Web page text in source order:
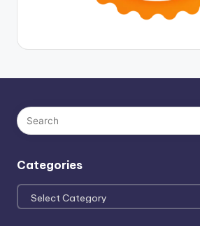
Categories
Categories